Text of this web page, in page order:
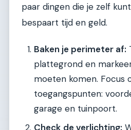
paar dingen die je zelf
bespaart tijd en geld.
Baken je perimeter af:
plattegrond en
moeten komen. Focus
toegangspunten:
garage en tuinpoort.
Check de verlichting: